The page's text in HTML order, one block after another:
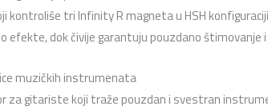
kontroliše tri Infinity R magneta u HSH
dok čivije garantuju pouzdano štimovanje
muzičkih instrumenata
za gitariste koji traže pouzdan i svestran